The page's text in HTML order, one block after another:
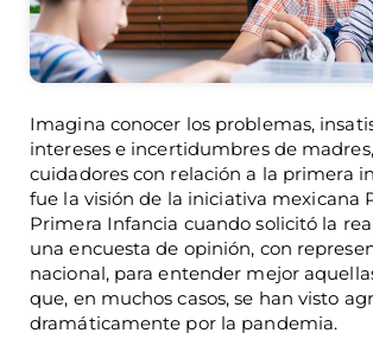
Imagina conocer los problemas,
intereses e incertidumbres de
cuidadores con relación a la primera
fue la visión de la iniciativa mexicana
Primera Infancia cuando solicitó la
una encuesta de opinión, con
nacional, para entender mejor
que, en muchos casos, se han visto
dramáticamente por la pandemia.